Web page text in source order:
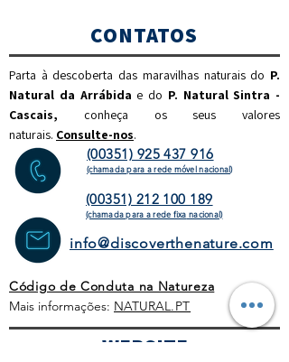
CONTATOS
Parta à descoberta das maravilhas naturais do P.
Natural da Arrábida e do P. Natural Sintra -
Cascais, conheça os seus valores
naturais. Consulte-nos.
(00351) 925 437 916
(chamada para a rede móvel nacional)
(00351) 212 100 189
(chamada para a rede fixa nacional)
info@discoverthenature.com
Código de Conduta na Natureza
Mais informações: NATURAL.PT
WEBSITE